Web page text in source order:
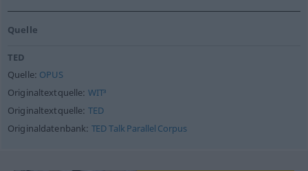
Quelle
TED
Quelle: OPUS
Originaltextquelle: WIT³
Originaltextquelle: TED
Originaldatenbank: TED Talk Parallel Corpus